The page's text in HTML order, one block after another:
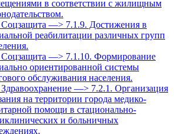
в соответствии с жилищным
Соцзащита —> 7.1.9. Достижения в
реабилитации различных групп
Соцзащита —> 7.1.10. Формирование
ориентированной системы
обслуживания населения.
Здравоохранение —> 7.2.1. Организация
на территории города медико-
помощи в стационально-
и больничных